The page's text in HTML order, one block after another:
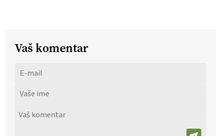
Vaš komentar